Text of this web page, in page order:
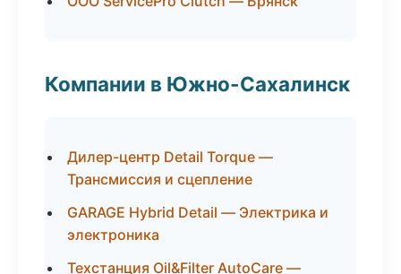
Компании в Южно-Сахалинск
Дилер-центр Detail Torque —
Трансмиссия и сцепление
GARAGE Hybrid Detail — Электрика и
электроника
Техстанция Oil&Filter AutoCare —